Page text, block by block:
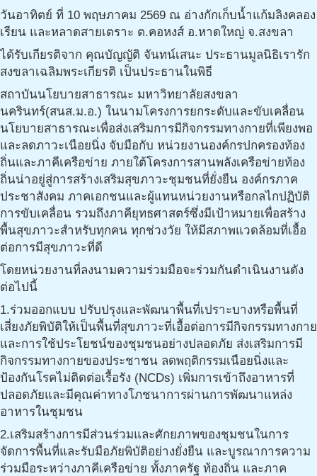
วันอาทิตย์ ที่ 10 พฤษภาคม 2569 ณ อ่างกักเก็บน้ำแก้มลิงคลอง
เรียน และหลาดสายเตราะ ต.คอหงส์ อ.หาดใหญ่ จ.สงขลา
ได้รับเกียรติจาก คุณบัญญัติ จันทน์เสนะ ประธานมูลนิธิเรารัก
สงขลาเฉลิมพระเกียรติ เป็นประธานในพิธี
สถาบันนโยบายสาธารณะ มหาวิทยาลัยสงขลา
นครินทร์(สนส.ม.อ.) ในนามโครงการยกระดับและขับเคลื่อน
นโยบายสาธารณะเพื่อส่งเสริมการมีกิจกรรมทางกายที่เพียงพอ
และลดภาวะเนือยนิ่ง จับมือกับ หน่วยงานองค์กรปกครองท้อง
ถิ่นและภาคีเครือข่าย ภายใต้โครงการสานพลังเครือข่ายท้อง
ถิ่นน่าอยู่สู่การสร้างเสริมสุขภาวะชุมชนที่ยั่งยืน องค์กรภาค
ประชาสังคม ภาคเอกชนและผู้แทนหน่วยงานหรือกลไกปฏิบัติ
การขับเคลื่อน รวมถึงภาคียุทธศาสตร์ซึ่งมีเป้าหมายเพื่อสร้าง
พื้นสุขภาวะสำหรับทุกคน ทุกช่วงวัย ให้มีสภาพแวดล้อมที่เอื้อ
ต่อการมีสุขภาวะที่ดี
โดยหน่วยงานที่ลงนามความร่วมมือจะร่วมกันดำเนินงานดัง
ต่อไปนี้
1.ร่วมออกแบบ ปรับปรุงและพัฒนาพื้นที่เปราะบางหรือพื้นที่
เสี่ยงภัยพิบัติให้เป็นพื้นที่สุขภาวะที่เอื้อต่อการมีกิจกรรมทางกาย
และการใช้ประโยชน์ของชุมชนอย่างปลอดภัย ส่งเสริมการมี
กิจกรรมทางกายของประชาชน ลดพฤติกรรมเนือยนิ่งและ
ป้องกันโรคไม่ติดต่อเรื้อรัง (NCDs) เพิ่มการเข้าถึงอาหารที่
ปลอดภัยและมีคุณค่าทางโภชนาการผ่านการพัฒนาแหล่ง
อาหารในชุมชน
2.เสริมสร้างการมีส่วนร่วมและศักยภาพของชุมชนในการ
จัดการพื้นที่และรับมือภัยพิบัติอย่างยั่งยืน และบูรณาการความ
ร่วมมือระหว่างภาคีเครือข่าย ทั้งภาครัฐ ท้องถิ่น และภาค